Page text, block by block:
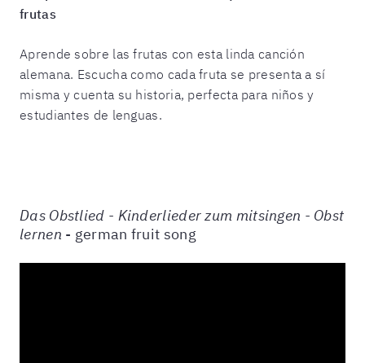
frutas
Aprende sobre las frutas con esta linda canción
alemana. Escucha como cada fruta se presenta a sí
misma y cuenta su historia, perfecta para niños y
estudiantes de lenguas.
Das Obstlied - Kinderlieder zum mitsingen - Obst
lernen - german fruit song